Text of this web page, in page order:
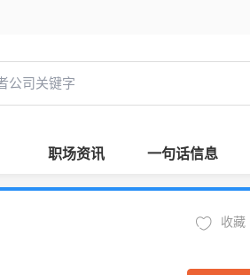
职场资讯 一句话信息
收藏